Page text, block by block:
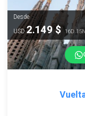
Desde
USD2.149 $ 16D 15N